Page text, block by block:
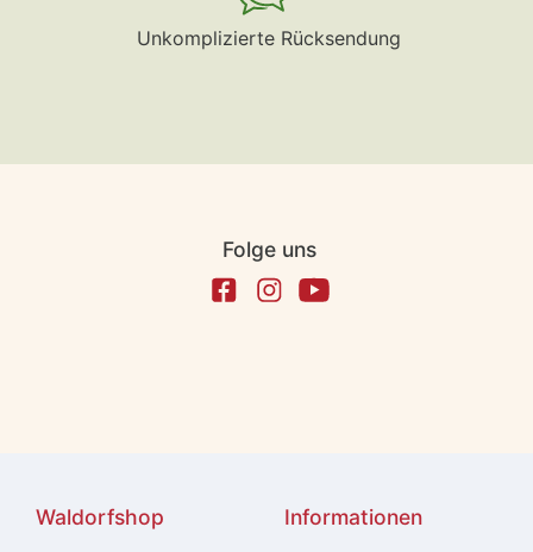
Unkomplizierte Rücksendung
Folge uns
Waldorfshop Informationen